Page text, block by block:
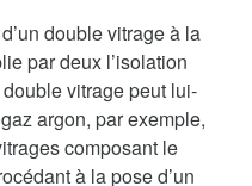
double vitrage à la
par deux l’isolation
vitrage peut lui-
argon, par exemple,
composant le
à la pose d’un